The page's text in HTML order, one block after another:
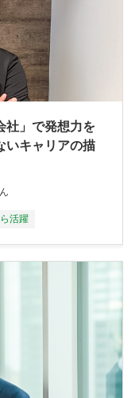
社」で発想力を
いキャリアの描
活躍